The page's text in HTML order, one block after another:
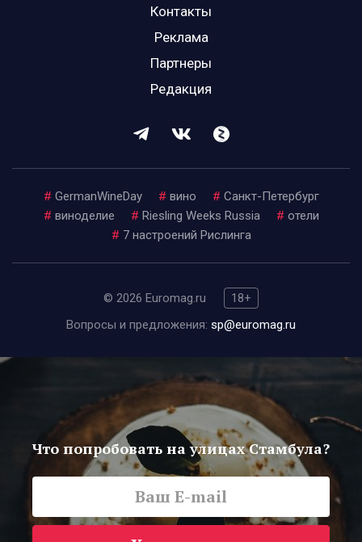
Контакты
Реклама
Партнеры
Редакция
# GermanWineDay # вино # Санкт-Петербург
# виноделие # Riesling Weeks Russia # отели
# 7 настроений Рислинга
© 2026 Euromag.ru
18+
Вопросы и предложения: sp@euromag.ru
Что попробовать на улицах Стамбула?